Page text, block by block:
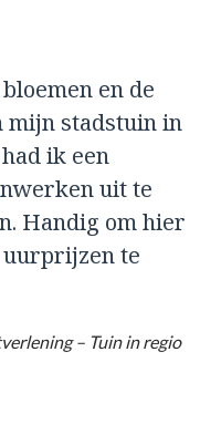
en de
mijn stadstuin in
ik een
uit te
Handig om hier
te
– Tuin in regio